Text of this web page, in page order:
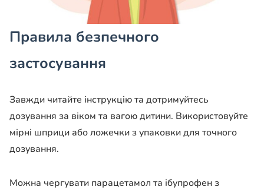
Правила безпечного
застосування
Завжди читайте інструкцію та дотримуйтесь
дозування за віком та вагою дитини. Використовуйте
мірні шприци або ложечки з упаковки для точного
дозування.
Можна чергувати парацетамол та ібупрофен з